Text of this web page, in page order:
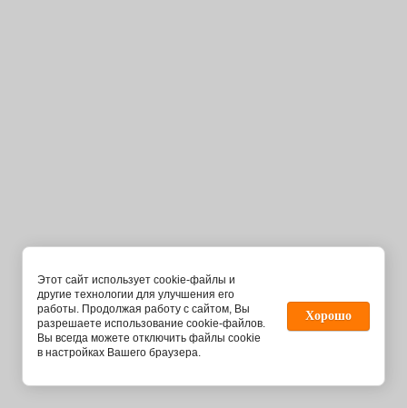
Этот сайт использует cookie-файлы и
другие технологии для улучшения его
работы. Продолжая работу с сайтом, Вы
разрешаете использование cookie-файлов.
Вы всегда можете отключить файлы cookie
в настройках Вашего браузера.
Хорошо